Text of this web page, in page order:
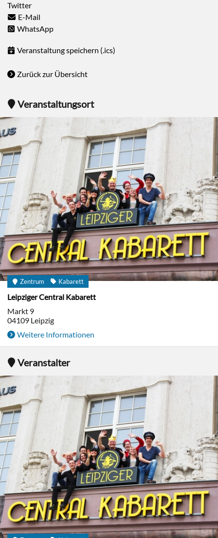
Twitter
E-Mail
WhatsApp
Veranstaltung speichern (.ics)
Zurück zur Übersicht
Veranstaltungsort
Zentrum Kabarett
Leipziger Central Kabarett
Markt 9
04109 Leipzig
Weitere Informationen
Veranstalter